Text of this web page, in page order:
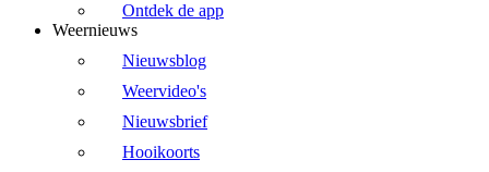
Ontdek de app
Weernieuws
Nieuwsblog
Weervideo's
Nieuwsbrief
Hooikoorts